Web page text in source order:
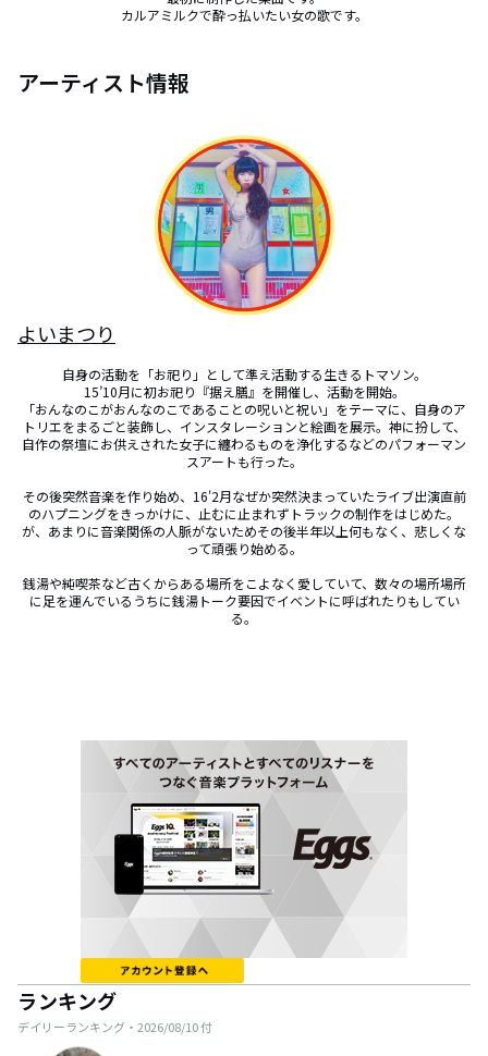
カルアミルクで酔っ払いたい女の歌です。
アーティスト情報
よいまつり
自身の活動を「お祀り」として準え活動する生きるトマソン。
15’10月に初お祀り『据え膳』を開催し、活動を開始。
「おんなのこがおんなのこであることの呪いと祝い」をテーマに、自身のア
トリエをまるごと装飾し、インスタレーションと絵画を展示。神に扮して、
自作の祭壇にお供えされた女子に纏わるものを浄化するなどのパフォーマン
スアートも行った。
その後突然音楽を作り始め、16'2月なぜか突然決まっていたライブ出演直前
のハプニングをきっかけに、止むに止まれずトラックの制作をはじめた。
が、あまりに音楽関係の人脈がないためその後半年以上何もなく、悲しくな
って頑張り始める。
銭湯や純喫茶など古くからある場所をこよなく愛していて、数々の場所場所
に足を運んでいるうちに銭湯トーク要因でイベントに呼ばれたりもしてい
る。
ランキング
デイリーランキング・ 2026/08/10付